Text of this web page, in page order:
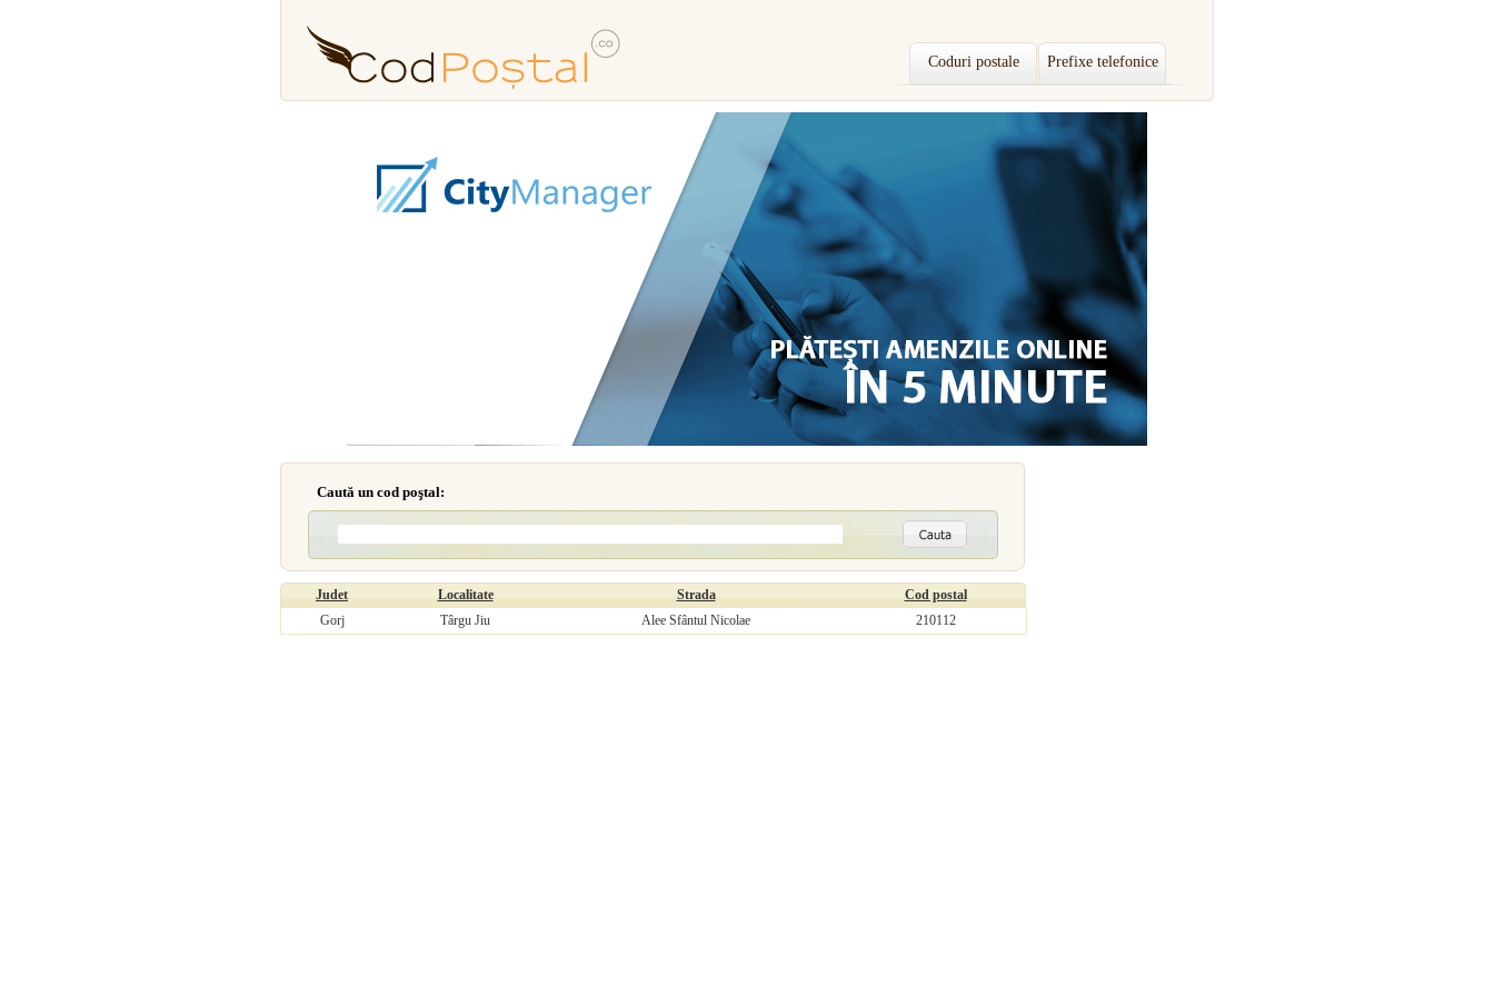
Coduri postale Prefixe telefonice
Caută un cod poştal:
Judet Localitate Strada
Cod postal
Gorj
Târgu Jiu Alee Sfântul Nicolae 210112